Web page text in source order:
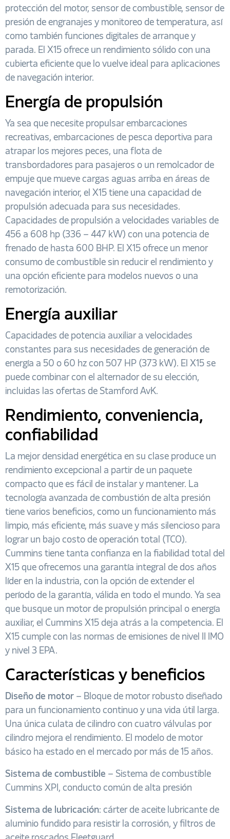
protección del motor, sensor de combustible, sensor de
presión de engranajes y monitoreo de temperatura, así
como también funciones digitales de arranque y
parada. El X15 ofrece un rendimiento sólido con una
cubierta eficiente que lo vuelve ideal para aplicaciones
de navegación interior.
Energía de propulsión
Ya sea que necesite propulsar embarcaciones
recreativas, embarcaciones de pesca deportiva para
atrapar los mejores peces, una flota de
transbordadores para pasajeros o un remolcador de
empuje que mueve cargas aguas arriba en áreas de
navegación interior, el X15 tiene una capacidad de
propulsión adecuada para sus necesidades.
Capacidades de propulsión a velocidades variables de
456 a 608 hp (336 – 447 kW) con una potencia de
frenado de hasta 600 BHP. El X15 ofrece un menor
consumo de combustible sin reducir el rendimiento y
una opción eficiente para modelos nuevos o una
remotorización.
Energía auxiliar
Capacidades de potencia auxiliar a velocidades
constantes para sus necesidades de generación de
energía a 50 o 60 hz con 507 HP (373 kW). El X15 se
puede combinar con el alternador de su elección,
incluidas las ofertas de Stamford AvK.
Rendimiento, conveniencia,
confiabilidad
La mejor densidad energética en su clase produce un
rendimiento excepcional a partir de un paquete
compacto que es fácil de instalar y mantener. La
tecnología avanzada de combustión de alta presión
tiene varios beneficios, como un funcionamiento más
limpio, más eficiente, más suave y más silencioso para
lograr un bajo costo de operación total (TCO).
Cummins tiene tanta confianza en la fiabilidad total del
X15 que ofrecemos una garantía integral de dos años
líder en la industria, con la opción de extender el
período de la garantía, válida en todo el mundo. Ya sea
que busque un motor de propulsión principal o energía
auxiliar, el Cummins X15 deja atrás a la competencia. El
X15 cumple con las normas de emisiones de nivel II IMO
y nivel 3 EPA.
Características y beneficios
Diseño de motor – Bloque de motor robusto diseñado
para un funcionamiento continuo y una vida útil larga.
Una única culata de cilindro con cuatro válvulas por
cilindro mejora el rendimiento. El modelo de motor
básico ha estado en el mercado por más de 15 años.
Sistema de combustible – Sistema de combustible
Cummins XPI, conducto común de alta presión
Sistema de lubricación: cárter de aceite lubricante de
aluminio fundido para resistir la corrosión, y filtros de